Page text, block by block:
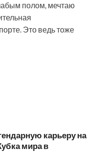
полом, мечтаю
Это ведь тоже
карьеру на
мира в